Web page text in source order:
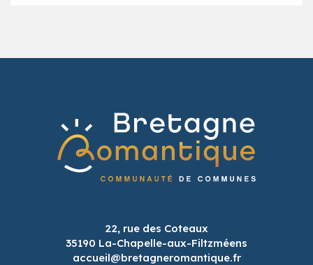
22, rue des Coteaux
35190 La-Chapelle-aux-Filtzméens
accueil@bretagneromantique.fr